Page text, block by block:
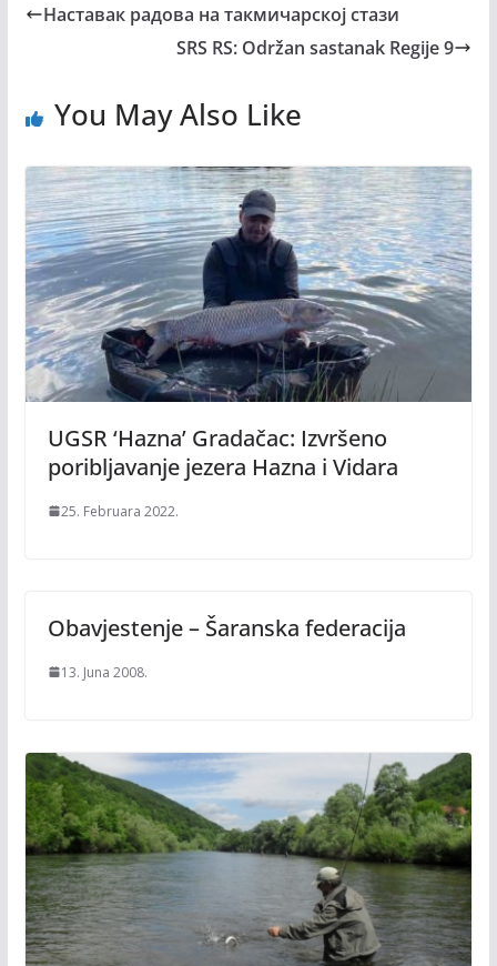
Нacтaвaк paдoвa на такмичарској стази
SRS RS: Održan sastanak Regije 9
You May Also Like
UGSR ‘Hazna’ Gradačac: Izvršeno
poribljavanje jezera Hazna i Vidara
25. Februara 2022.
Obavjestenje – Šaranska federacija
13. Juna 2008.